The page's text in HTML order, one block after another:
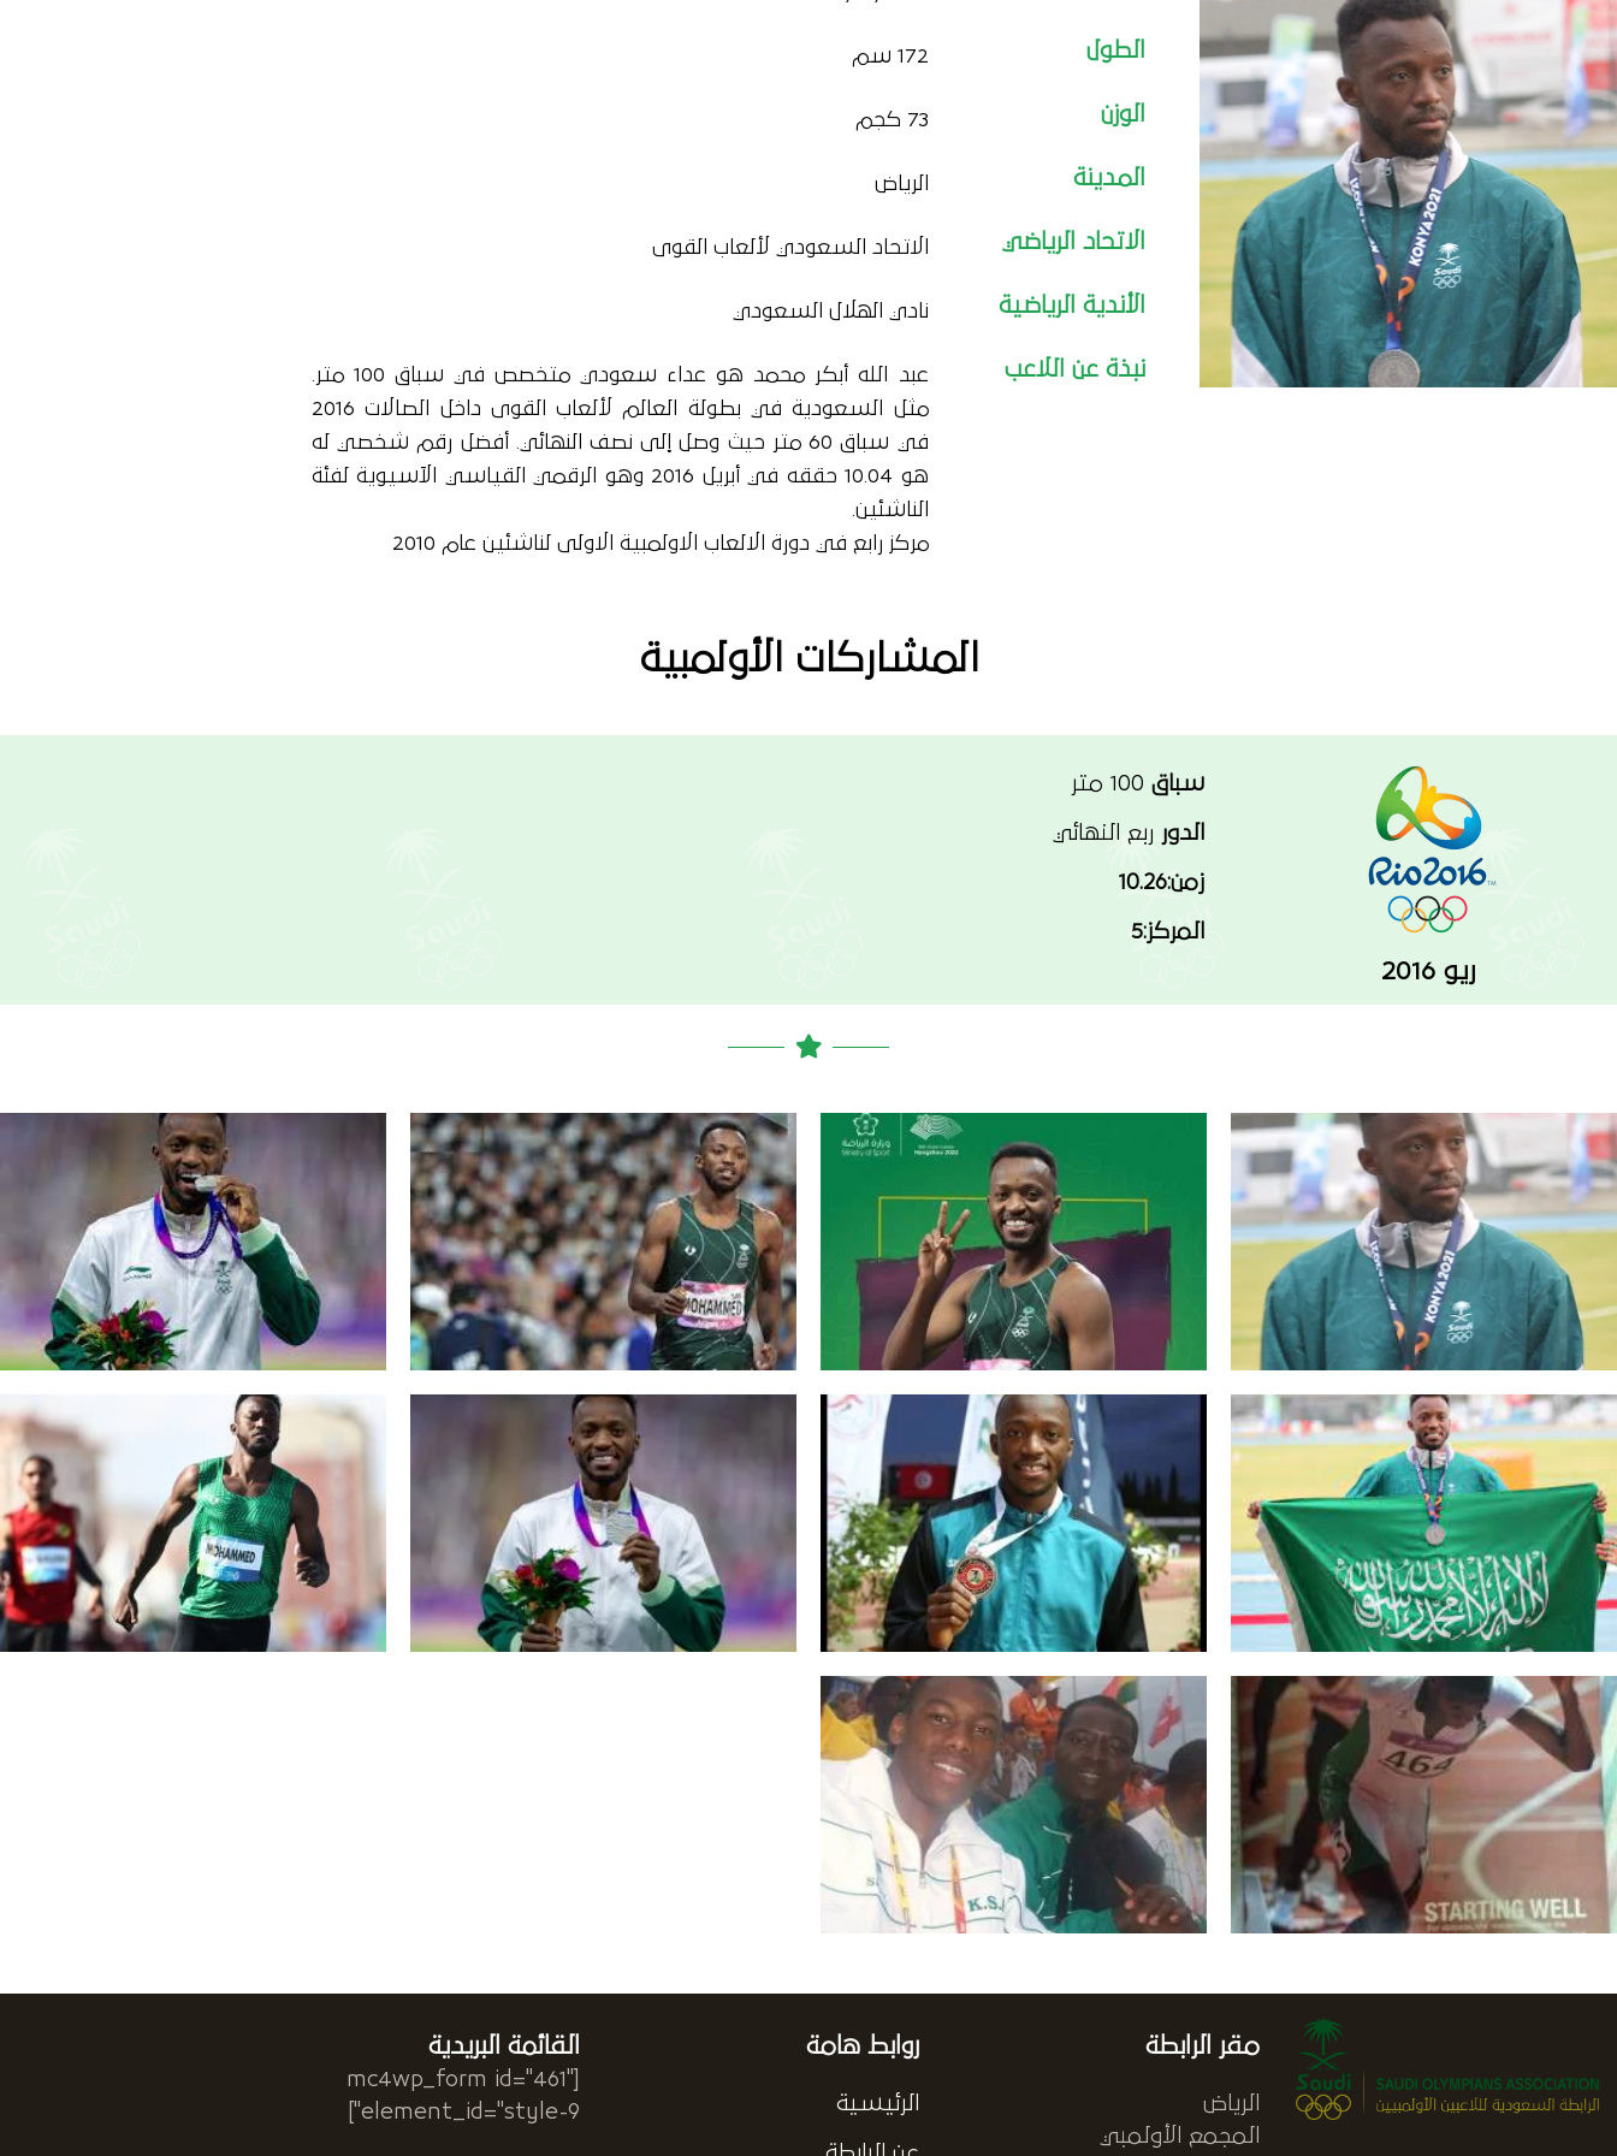
الطول 172 سم
الوزن 73 كجم
المدينة الرياض
الاتحاد الرياضي الاتحاد السعودي لألعاب القوى
الأندية الرياضية نادي الهلال السعودي
نبذة عن اللاعب
عبد الله أبكر محمد هو عداء سعودي متخصص في سباق 100 متر.
مثل السعودية في بطولة العالم لألعاب القوى داخل الصالات 2016
في سباق 60 متر حيث وصل إلى نصف النهائي. أفضل رقم شخصي له
هو 10.04 حققه في أبريل 2016 وهو الرقمي القياسي الآسيوية لفئة
الناشئين.
مركز رابع في دورة الالعاب الاولمبية الاولى لناشئين عام 2010
المشاركات الأولمبية
ريو 2016
سباق
الدور ربع النهائي
زمن:10.26
المركز:5
مقر الرابطة
الرياض
المجمع الأولمبي
روابط هامة
الرئيسية
القائمة البريدية
[mc4wp_form id="461"
element_id="style-9"]